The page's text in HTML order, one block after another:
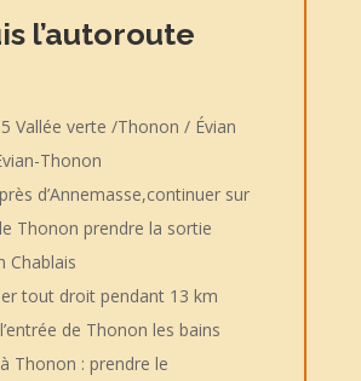
l’autoroute
Vallée verte /Thonon / Évian
Thonon
d’Annemasse,continuer sur
Thonon prendre la sortie
Chablais
tout droit pendant 13 km
de Thonon les bains
Thonon : prendre le